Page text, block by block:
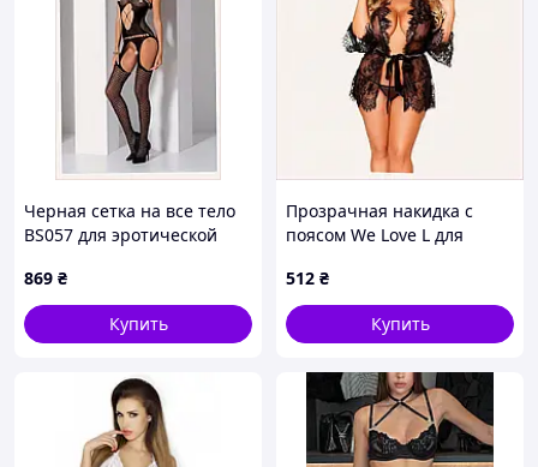
Черная сетка на все тело
BS057 для эротической
869 ₴
Купить
Прозрачная накидка с
поясом We Love L для
512 ₴
Купить